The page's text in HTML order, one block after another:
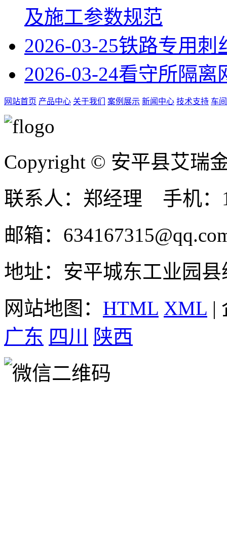
及施工参数规范
2026-03-25铁路专用刺
2026-03-24看守所隔离
网站首页 产品中心 关于我们 案例展示 新闻中心 技术支持 车
Copyright © 安平县艾瑞
联系人：郑经理 手机：
邮箱：
地址：安平城东工业园县
网站地图： HTML XML |
广东 四川 陕西